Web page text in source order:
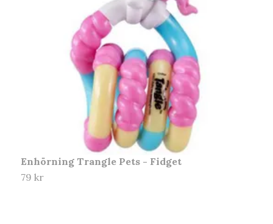
Enhörning Trangle Pets - Fidget
79 kr